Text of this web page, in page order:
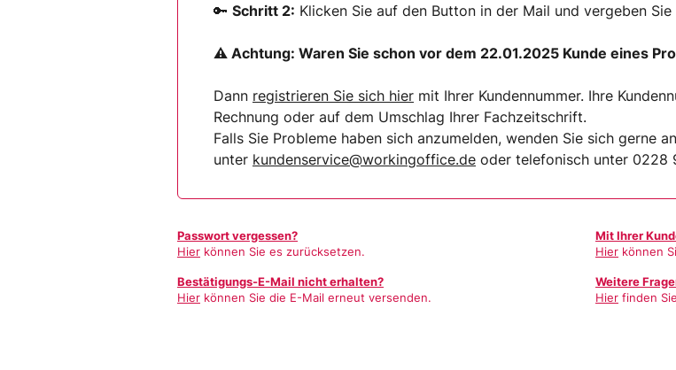
🔑 Schritt 2: Klicken Sie auf den Button in der Mail und vergeben
⚠ Achtung: Waren Sie schon vor dem 22.01.2025 Kunde eines
Dann registrieren Sie sich hier mit Ihrer Kundennummer. Ihre
Rechnung oder auf dem Umschlag Ihrer Fachzeitschrift.
Falls Sie Probleme haben sich anzumelden, wenden Sie sich gerne
unter kundenservice@workingoffice.de oder telefonisch unter 0228
Passwort vergessen?
Hier können Sie es zurücksetzen.
Bestätigungs-E-Mail nicht erhalten?
Hier können Sie die E-Mail erneut versenden.
Mit Ihrer
Hier können
Weitere
Hier finden